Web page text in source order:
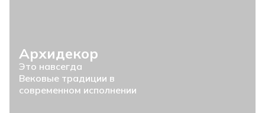
Архидекор
Это навсегда
Вековые традиции в
современном исполнении